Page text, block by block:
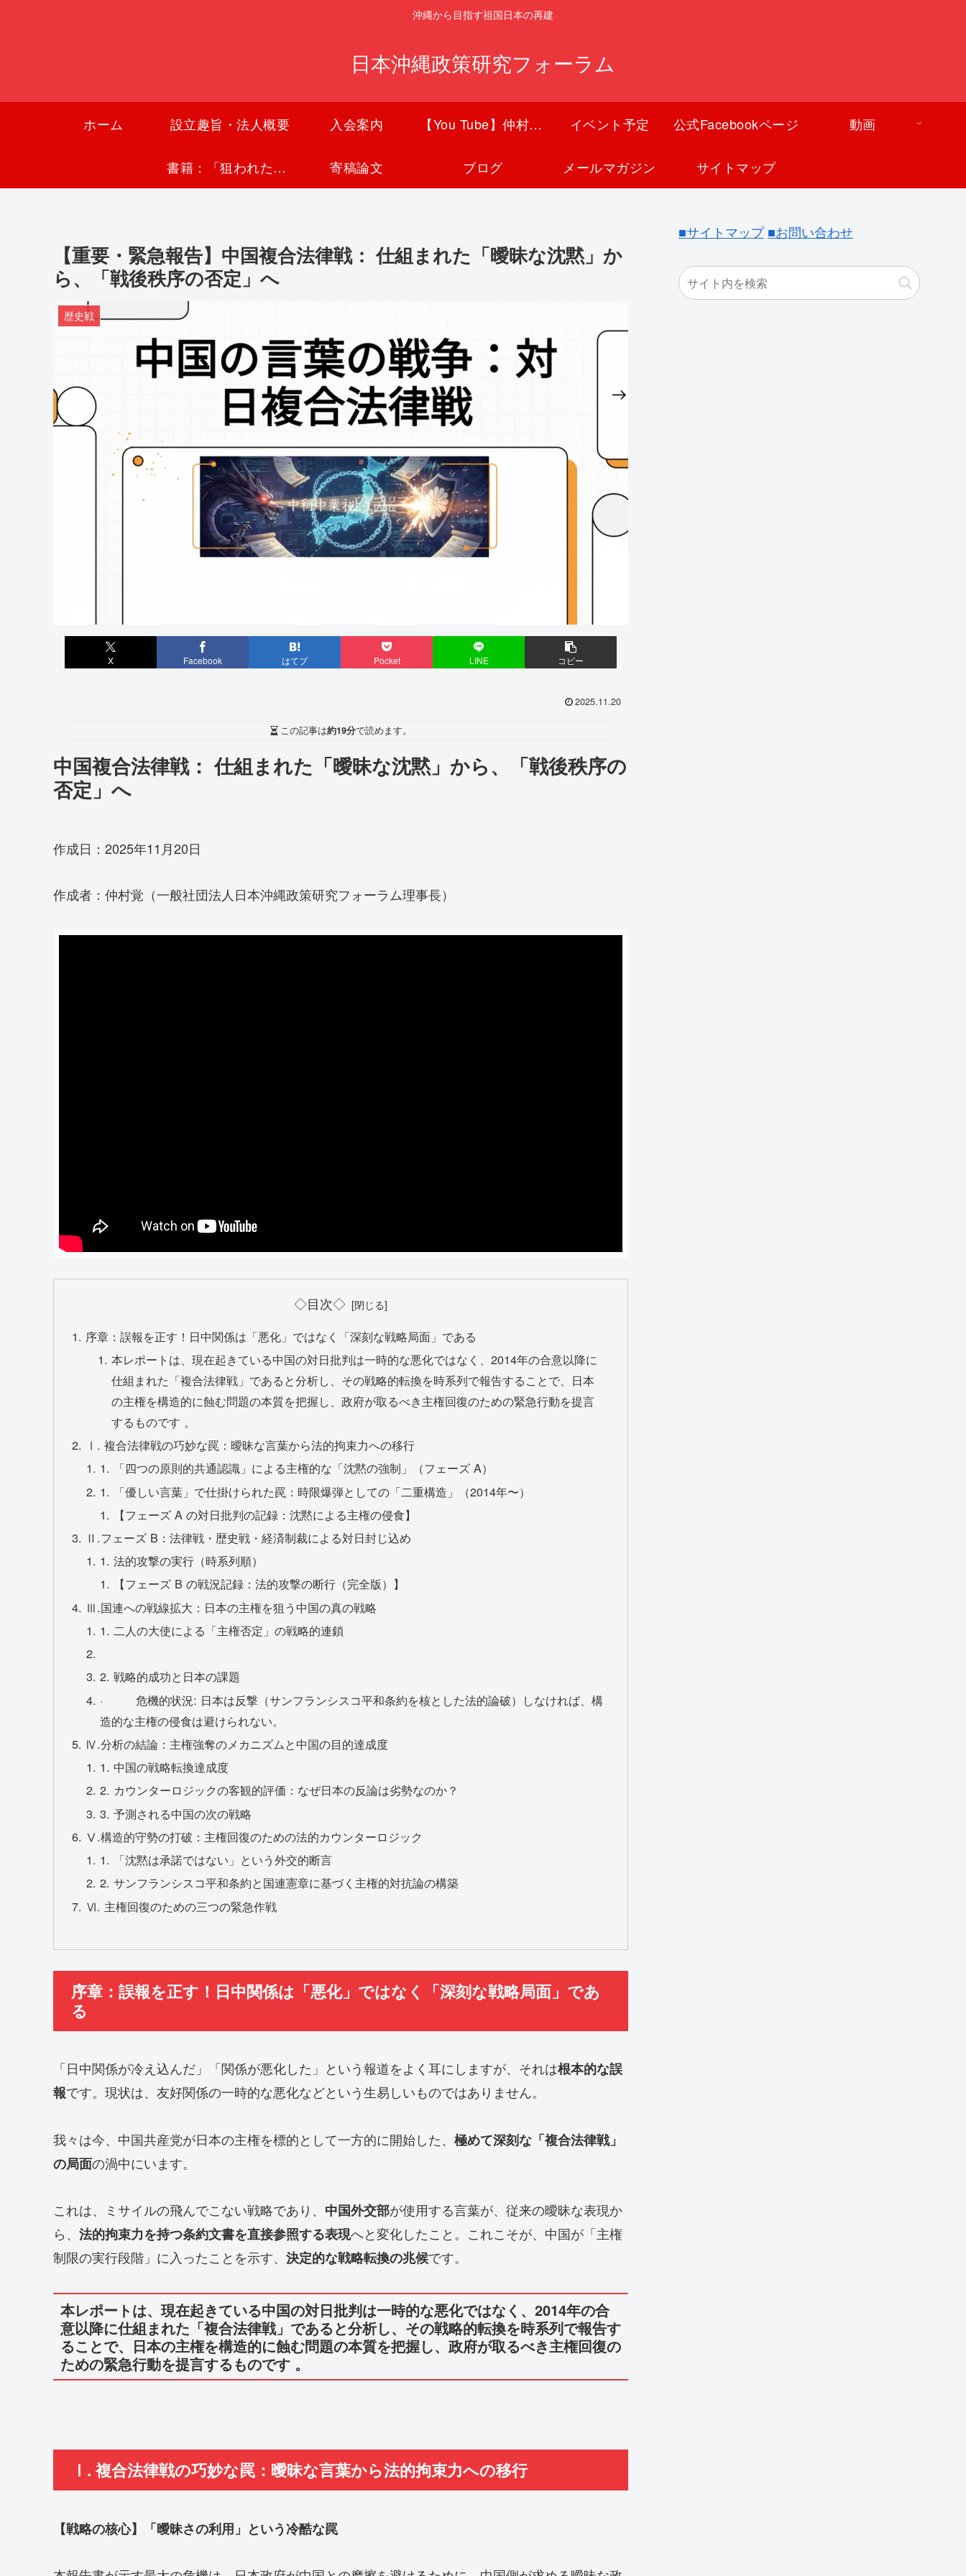
沖縄から目指す祖国日本の再建
日本沖縄政策研究フォーラム
ホーム 設立趣旨・法人概要 入会案内 【You Tube】仲村覚チャンネル イベント予定 公式Facebookページ 動画
書籍：「狙われた沖縄〜真実の沖縄史が日本を救う〜」 寄稿論文 ブログ メールマガジン サイトマップ
【重要・緊急報告】中国複合法律戦： 仕組まれた「曖昧な沈黙」か
ら、「戦後秩序の否定」へ
歴史戦
X Facebook はてブ Pocket LINE コピー
2025.11.20
この記事は約19分で読めます。
中国複合法律戦： 仕組まれた「曖昧な沈黙」から、「戦後秩序の
否定」へ
作成日：2025年11月20日
作成者：仲村覚（一般社団法人日本沖縄政策研究フォーラム理事長）
◇目次◇
序章：誤報を正す！日中関係は「悪化」ではなく「深刻な戦略局面」である
本レポートは、現在起きている中国の対日批判は一時的な悪化ではなく、2014年の合意以降に
仕組まれた「複合法律戦」であると分析し、その戦略的転換を時系列で報告することで、日本
の主権を構造的に蝕む問題の本質を把握し、政府が取るべき主権回復のための緊急行動を提言
するものです 。
Ⅰ. 複合法律戦の巧妙な罠：曖昧な言葉から法的拘束力への移行
1. 「四つの原則的共通認識」による主権的な「沈黙の強制」（フェーズ A）
1. 「優しい言葉」で仕掛けられた罠：時限爆弾としての「二重構造」（2014年〜）
【フェーズ A の対日批判の記録：沈黙による主権の侵食】
Ⅱ.フェーズ B：法律戦・歴史戦・経済制裁による対日封じ込め
1. 法的攻撃の実行（時系列順）
【フェーズ B の戦況記録：法的攻撃の断行（完全版）】
Ⅲ.国連への戦線拡大：日本の主権を狙う中国の真の戦略
1. 二人の大使による「主権否定」の戦略的連鎖
2. 戦略的成功と日本の課題
· 危機的状況: 日本は反撃（サンフランシスコ平和条約を核とした法的論破）しなければ、構
造的な主権の侵食は避けられない。
Ⅳ.分析の結論：主権強奪のメカニズムと中国の目的達成度
1. 中国の戦略転換達成度
2. カウンターロジックの客観的評価：なぜ日本の反論は劣勢なのか？
3. 予測される中国の次の戦略
Ⅴ.構造的守勢の打破：主権回復のための法的カウンターロジック
1. 「沈黙は承諾ではない」という外交的断言
2. サンフランシスコ平和条約と国連憲章に基づく主権的対抗論の構築
Ⅵ. 主権回復のための三つの緊急作戦
序章：誤報を正す！日中関係は「悪化」ではなく「深刻な戦略局面」であ
る
「日中関係が冷え込んだ」「関係が悪化した」という報道をよく耳にしますが、それは根本的な誤
報です。現状は、友好関係の一時的な悪化などという生易しいものではありません。
我々は今、中国共産党が日本の主権を標的として一方的に開始した、 極めて深刻な「複合法律戦」
の局面の渦中にいます。
これは、ミサイルの飛んでこない戦略であり、 中国外交部が使用する言葉が、従来の曖昧な表現か
ら、 法的拘束力を持つ条約文書を直接参照する表現へと変化したこと。これこそが、中国が「主権
制限の実行段階」に入ったことを示す、 決定的な戦略転換の兆候です。
本レポートは、現在起きている中国の対日批判は一時的な悪化ではなく、2014年の合
意以降に仕組まれた「複合法律戦」であると分析し、その戦略的転換を時系列で報告す
ることで、日本の主権を構造的に蝕む問題の本質を把握し、政府が取るべき主権回復の
ための緊急行動を提言するものです 。
Ⅰ. 複合法律戦の巧妙な罠：曖昧な言葉から法的拘束力への移行
【戦略の核心】「曖昧さの利用」という冷酷な罠
■サイトマップ ■お問い合わせ